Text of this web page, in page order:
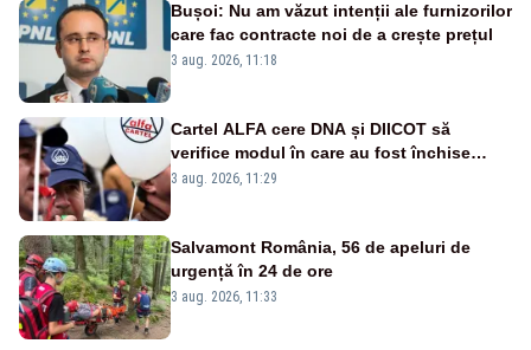
Bușoi: Nu am văzut intenții ale furnizorilor
care fac contracte noi de a crește prețul
3 aug. 2026, 11:18
Cartel ALFA cere DNA și DIICOT să
verifice modul în care au fost închise
centralele pe cărbune
3 aug. 2026, 11:29
Salvamont România, 56 de apeluri de
urgență în 24 de ore
3 aug. 2026, 11:33